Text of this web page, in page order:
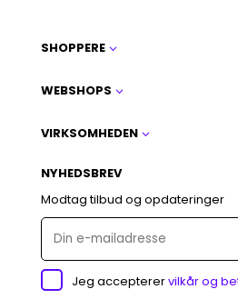
SHOPPERE3
WEBSHOPS 3
VIRKSOMHEDEN3
NYHEDSBREV
Modtag tilbud og opdateringer
Jeg accepterervilkår og